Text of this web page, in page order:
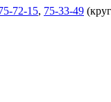
72-15, 75-33-49